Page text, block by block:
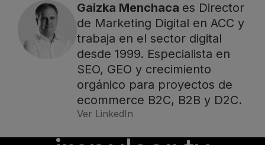
trabajado en ACC.
Gaizka Menchaca es Director
de Marketing Digital en ACC y
trabaja en el sector digital
desde 1999. Especialista en
SEO, GEO y crecimiento
orgánico para proyectos de
ecommerce B2C, B2B y D2C.
Ver LinkedIn
Te ayudamos a